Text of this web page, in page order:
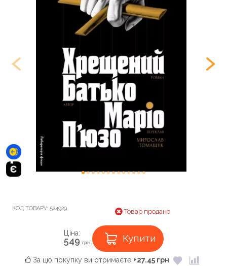
КОД ТОВАРУ: 524929 Товар продано
Ціна:
549 грн. Купити
За цю покупку ви отримаєте +27.45 грн